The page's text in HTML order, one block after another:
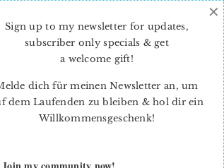
Sign up to my newsletter for updates,
subscriber only specials & get
a welcome gift!
dich für meinen Newsletter an, um
dem Laufenden zu bleiben & hol dir ein
Willkommensgeschenk!
×